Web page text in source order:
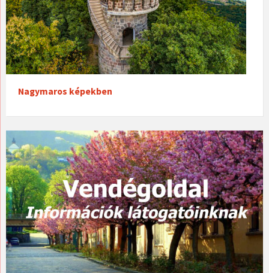
Nagymaros képekben